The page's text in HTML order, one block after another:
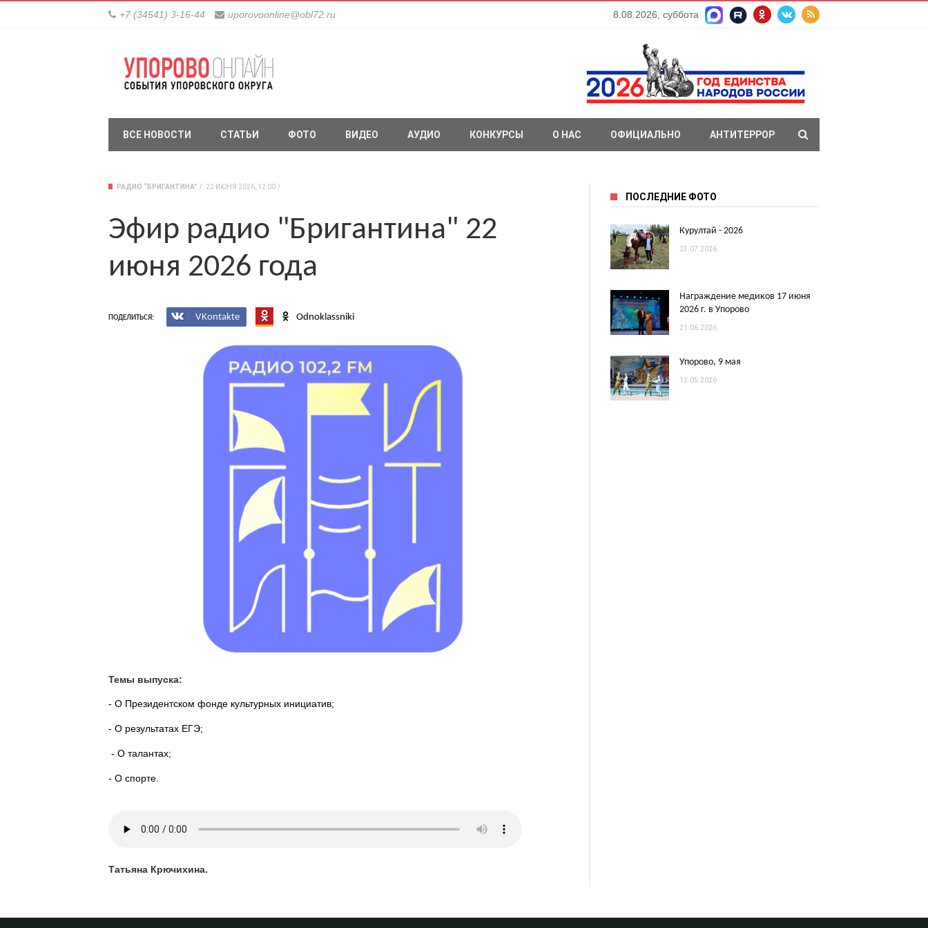
+7 (34541) 3-16-44 uporovoonline@obl72.ru 8.08.2026, суббота
ВСЕ НОВОСТИ СТАТЬИ ФОТО ВИДЕО АУДИО КОНКУРСЫ О НАС ОФИЦИАЛЬНО АНТИТЕРРОР
РАДИО “БРИГАНТИНА” 22 ИЮНЯ 2026, 12:00
Эфир радио "Бригантина" 22
июня 2026 года
ПОДЕЛИТЬСЯ: VKontakte Odnoklassniki
Темы выпуска:
- О Президентском фонде культурных инициатив;
- О результатах ЕГЭ;
- О талантах;
- О спорте.
Татьяна Крючихина.
ПОСЛЕДНИЕ ФОТО
Курултай - 2026
23.07.2026
Награждение медиков 17 июня
2026 г. в Упорово
21.06.2026
Упорово, 9 мая
12.05.2026